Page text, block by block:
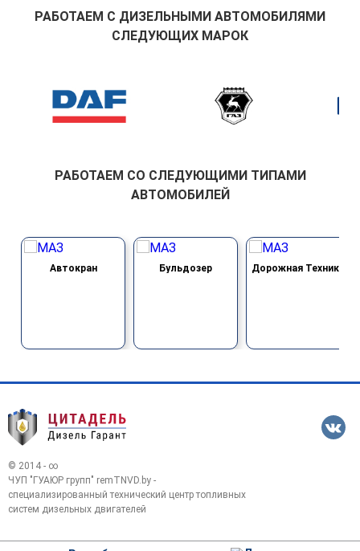
РАБОТАЕМ С ДИЗЕЛЬНЫМИ АВТОМОБИЛЯМИ
СЛЕДУЮЩИХ МАРОК
РАБОТАЕМ СО СЛЕДУЮЩИМИ ТИПАМИ
АВТОМОБИЛЕЙ
Автокран Бульдозер Дорожная Техника
© 2014 - ∞
ЧУП "ГУАЮР групп" remTNVD.by -
специализированный технический центр топливных
систем дизельных двигателей